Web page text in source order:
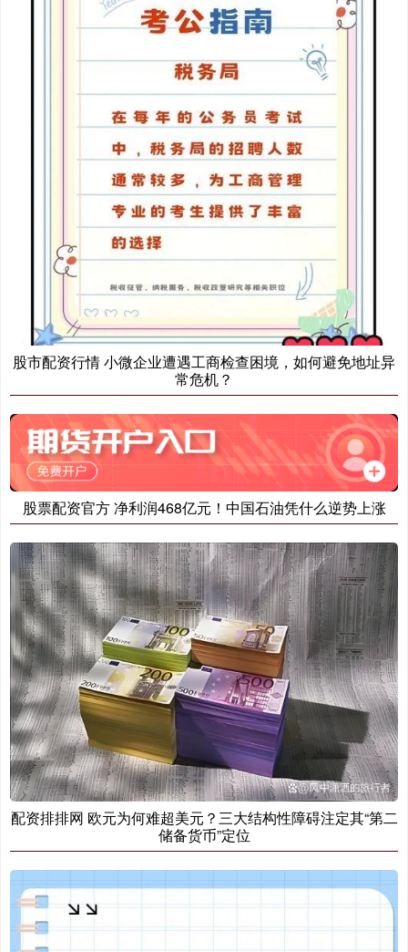
股市配资行情 小微企业遭遇工商检查困境，如何避免地址异
常危机？
股票配资官方 净利润468亿元！中国石油凭什么逆势上涨
配资排排网 欧元为何难超美元？三大结构性障碍注定其“第二
储备货币”定位